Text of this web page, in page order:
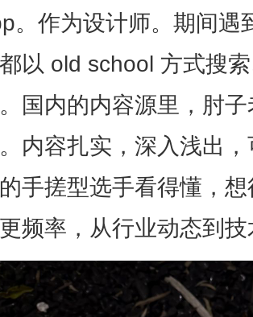
。作为设计师。期间遇
以 old school 方式搜
国内的内容源里，肘
内容扎实，深入浅出
手搓型选手看得懂，
频率，从行业动态到